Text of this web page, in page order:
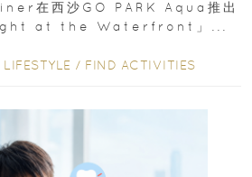
在西沙GO PARK Aqua推出
at the Waterfront」...
LIFESTYLE / FIND ACTIVITIES